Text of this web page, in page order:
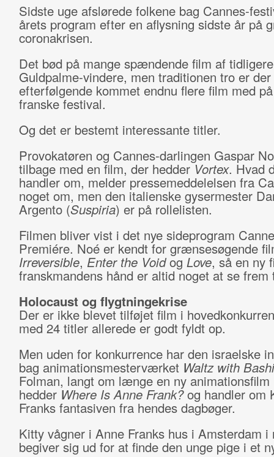
Sidste uge afslørede folkene bag Cannes-
årets program efter en aflysning sidste år på
coronakrisen.
Det bød på mange spændende film af tidligere
Guldpalme-vindere, men traditionen tro er der
efterfølgende kommet endnu flere film med
franske festival.
Og det er bestemt interessante titler.
Provokatøren og Cannes-darlingen Gaspar
tilbage med en film, der hedderVortex. Hvad
handler om, melder pressemeddelelsen fra
noget om, men den italienske gysermester
Argento (Suspiria) er på rollelisten.
Filmen bliver vist i det nye sideprogram
Premiére. Noé er kendt for grænsesøgende
Irreversible, Enter the Voidog Love, så en ny
franskmandens hånd er altid noget at se frem
Holocaust og flygtningekrise
Der er ikke blevet tilføjet film i
med 24 titler allerede er godt fyldt op.
Men uden for konkurrence har den israelske
bag animationsmesterværket Waltz with
Folman, langt om længe en ny animationsfilm
hedder Where Is Anne Frank?og handler om
Franks fantasiven fra hendes dagbøger.
Kitty vågner i Anne Franks hus i Amsterdam i
begiver sig ud for at finde den unge pige i et